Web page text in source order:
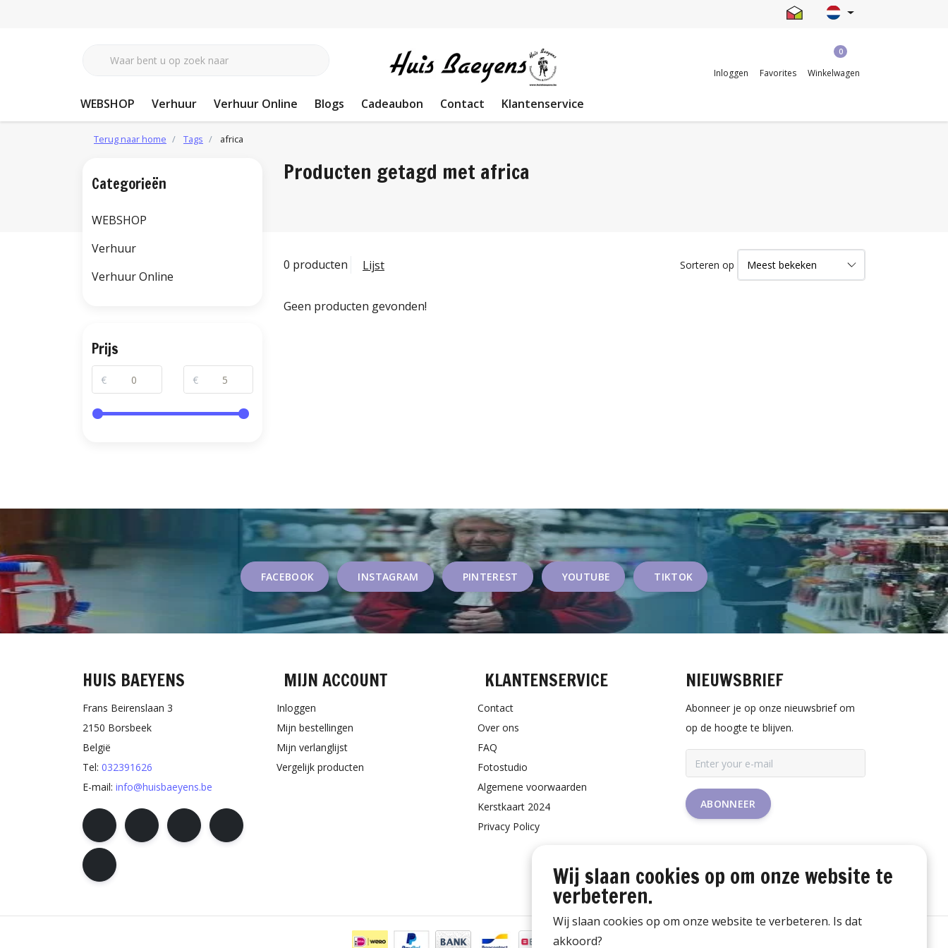
Inloggen Favorites
0
Winkelwagen
WEBSHOP Verhuur Verhuur Online Blogs Cadeaubon Contact Klantenservice
Terug naar home Tags africa
Producten getagd met africa
0 producten Lijst Sorteren op
Geen producten gevonden!
Categorieën
WEBSHOP
Verhuur
Verhuur Online
Prijs
€ €
FACEBOOK INSTAGRAM PINTEREST YOUTUBE TIKTOK
HUIS BAEYENS
Frans Beirenslaan 3
2150 Borsbeek
België
Tel: 032391626
E-mail: info@huisbaeyens.be
MIJN ACCOUNT
Inloggen
Mijn bestellingen
Mijn verlanglijst
Vergelijk producten
KLANTENSERVICE
Contact
Over ons
FAQ
Fotostudio
Algemene voorwaarden
Kerstkaart 2024
Privacy Policy
NIEUWSBRIEF
Abonneer je op onze nieuwsbrief om
op de hoogte te blijven.
ABONNEER
Wij slaan cookies op om onze website te
verbeteren.
Wij slaan cookies op om onze website te verbeteren. Is dat
akkoord?